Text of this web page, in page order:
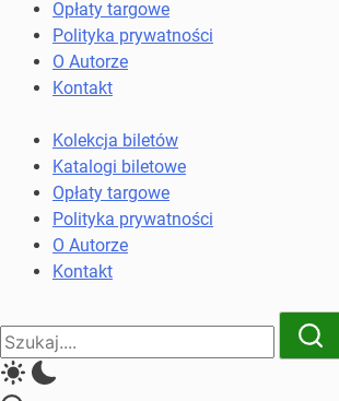
komunikacji
miejskiej
kolejowych
Opłaty targowe
Polityka prywatności
O Autorze
Kontakt
Kolekcja biletów
Katalogi biletowe
Opłaty targowe
Polityka prywatności
O Autorze
Kontakt
Close
Search